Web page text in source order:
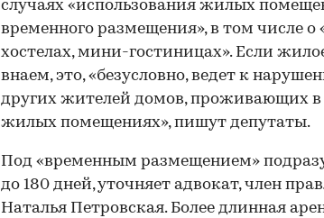
случаях «использования жилых
временного размещения», в том числе
хостелах, мини-гостиницах». Если
внаем, это, «безусловно, ведет к
других жителей домов, проживающих
жилых помещениях», пишут депутаты.
Под «временным размещением»
до 180 дней, уточняет адвокат, член
Наталья Петровская. Более длинная